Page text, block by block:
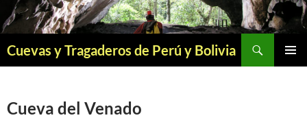
Saltar
al
Cuevas y Tragaderos de Perú y Bolivia
Cueva del Venado